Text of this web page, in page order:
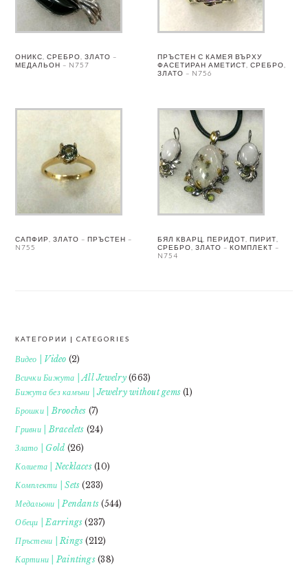
ОНИКС, СРЕБРО, ЗЛАТО –
МЕДАЛЬОН – N757
ПРЪСТЕН С КАМЕЯ ВЪРХУ
ФАСЕТИРАН АМЕТИСТ, СРЕБРО,
ЗЛАТО – N756
САПФИР, ЗЛАТО – ПРЪСТЕН –
N755
БЯЛ КВАРЦ, ПЕРИДОТ, ПИРИТ,
СРЕБРО, ЗЛАТО – КОМПЛЕКТ –
N754
FOOTER
КАТЕГОРИИ | CATEGORIES
Видео | Video (2)
Всички Бижута | All Jewelry(663)
Бижута без камъни | Jewelry without gems (1)
Брошки | Brooches (7)
Гривни | Bracelets (24)
Злато | Gold (26)
Колиета | Necklaces(10)
Комплекти | Sets (233)
Медальони | Pendants (544)
Обеци | Earrings (237)
Пръстени | Rings (212)
Картини | Paintings(38)